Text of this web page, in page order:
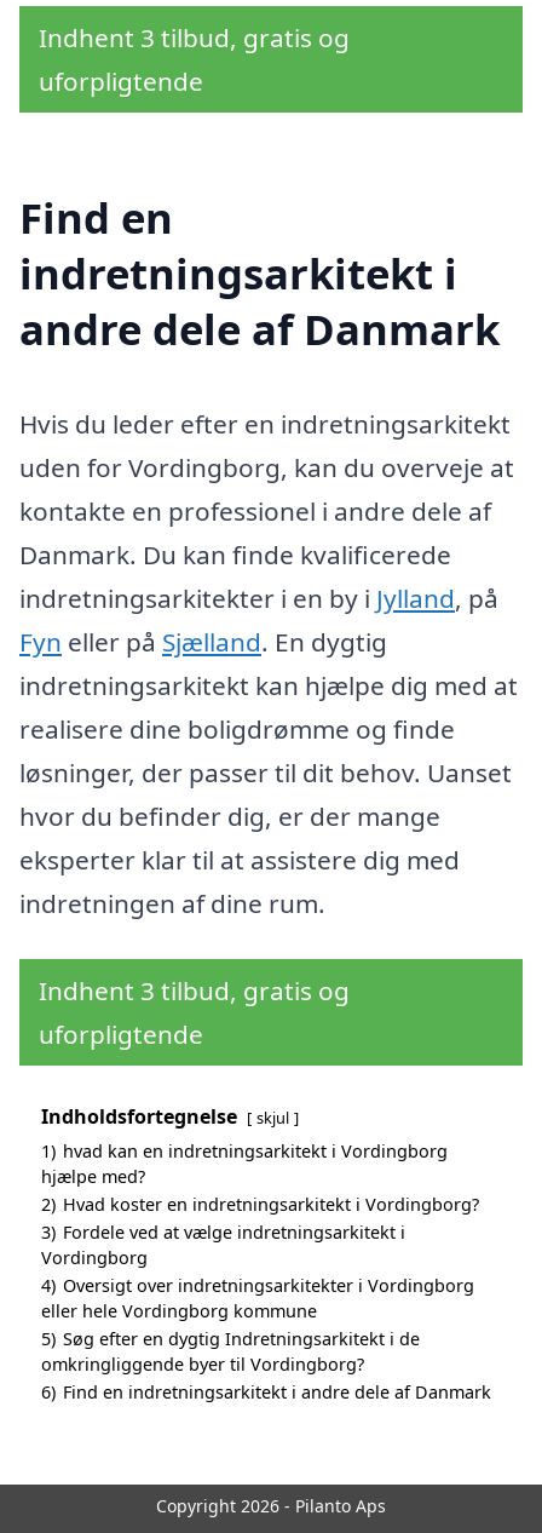
Indhent 3 tilbud, gratis og
uforpligtende
Find en
indretningsarkitekt i
andre dele af Danmark
Hvis du leder efter en indretningsarkitekt
uden for Vordingborg, kan du overveje at
kontakte en professionel i andre dele af
Danmark. Du kan finde kvalificerede
indretningsarkitekter i en by i Jylland, på
Fyn eller på Sjælland. En dygtig
indretningsarkitekt kan hjælpe dig med at
realisere dine boligdrømme og finde
løsninger, der passer til dit behov. Uanset
hvor du befinder dig, er der mange
eksperter klar til at assistere dig med
indretningen af dine rum.
Indhent 3 tilbud, gratis og
uforpligtende
Indholdsfortegnelse skjul
1) hvad kan en indretningsarkitekt i Vordingborg
hjælpe med?
2) Hvad koster en indretningsarkitekt i Vordingborg?
3) Fordele ved at vælge indretningsarkitekt i
Vordingborg
4) Oversigt over indretningsarkitekter i Vordingborg
eller hele Vordingborg kommune
5) Søg efter en dygtig Indretningsarkitekt i de
omkringliggende byer til Vordingborg?
6) Find en indretningsarkitekt i andre dele af Danmark
Copyright 2026 - Pilanto Aps